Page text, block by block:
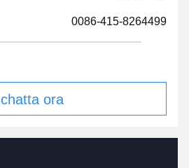
0086-415-8264499
chatta ora